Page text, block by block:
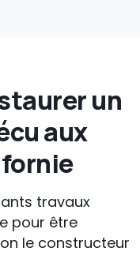
un
aux
travaux
pour être
le constructeur